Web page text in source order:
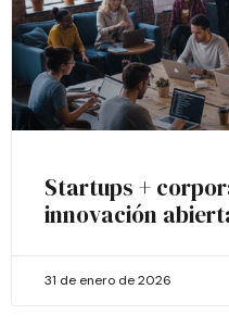
Startups +
innovación
31 de enero de 2026